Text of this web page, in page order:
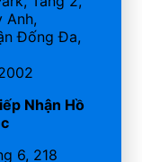
Anh,
Đống Đa,
Nhận Hồ
6, 218